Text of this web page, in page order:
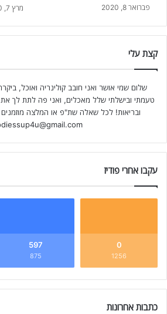
פברואר 8, 2020 מרץ 7, 2020
קצת עלי
שלום שמי אושר ואני חובב קולינריה ואוכל,
טעמתי ובישלתי שלל מאכלים, ואני פה לתת לך את
ובריאות! לכל שאלה שת"פ או המלצה מוזמנים
עקבו אחרי פודיז
0
1256
597
875
כתבות אחרונות